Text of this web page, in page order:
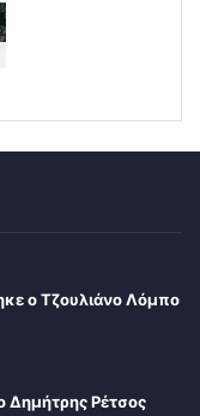
ο Τζουλιάνο Λόμπο
Δημήτρης Ρέτσος